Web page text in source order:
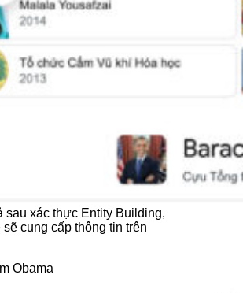
sau xác thực Entity Building,
sẽ cung cấp thông tin trên
Obama